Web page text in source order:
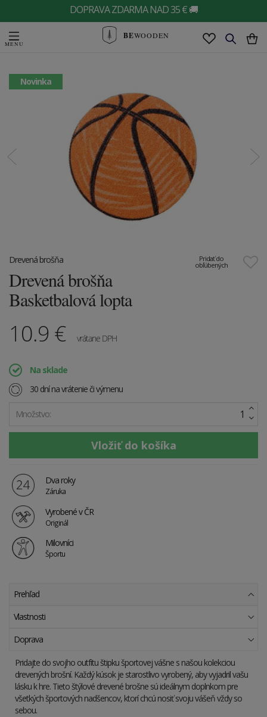
DOPRAVA ZDARMA NAD 35 € 🚚
BEWOODEN
Novinka
Pridať do
obľúbených
Drevená brošňa
Drevená brošňa
Basketbalová lopta
10.9 € vrátane DPH
Na sklade
30 dní na vrátenie či výmenu
Množstvo:
Dva roky
Záruka
Vyrobené v ČR
Originál
Milovníci
Športu
Prehľad
Vlastnosti
Doprava
Pridajte do svojho outfitu štipku športovej vášne s našou kolekciou
drevených brošní. Každý kúsok je starostlivo vyrobený, aby vyjadril vašu
lásku k hre. Tieto štýlové drevené brošne sú ideálnym doplnkom pre
všetkých športových nadšencov, ktorí chcú nosiť svoju vášeň vždy so
sebou.